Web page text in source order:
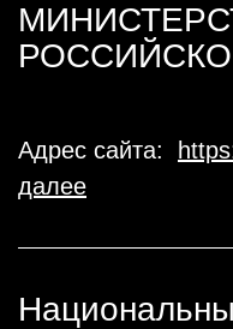
Адрес сайта:
далее